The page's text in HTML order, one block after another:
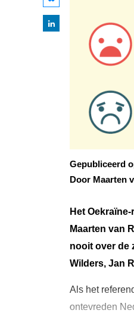
Gepubliceerd
Door Maarten
Het
Maarten van
nooit over de
Wilders, Jan
Als het
ontevreden